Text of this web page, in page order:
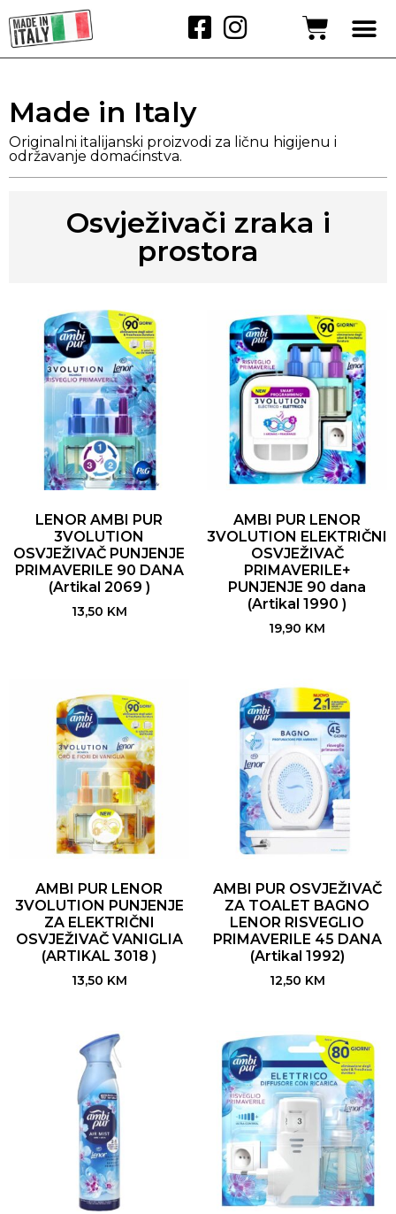
Made in Italy
Originalni italijanski proizvodi za ličnu higijenu i
održavanje domaćinstva.
Osvježivači zraka i
prostora
LENOR AMBI PUR
3VOLUTION
OSVJEŽIVAČ PUNJENJE
PRIMAVERILE 90 DANA
(Artikal 2069 )
13,50 KM
AMBI PUR LENOR
3VOLUTION ELEKTRIČNI
OSVJEŽIVAČ
PRIMAVERILE+
PUNJENJE 90 dana
(Artikal 1990 )
19,90 KM
AMBI PUR LENOR
3VOLUTION PUNJENJE
ZA ELEKTRIČNI
OSVJEŽIVAČ VANIGLIA
(ARTIKAL 3018 )
13,50 KM
AMBI PUR OSVJEŽIVAČ
ZA TOALET BAGNO
LENOR RISVEGLIO
PRIMAVERILE 45 DANA
(Artikal 1992)
12,50 KM